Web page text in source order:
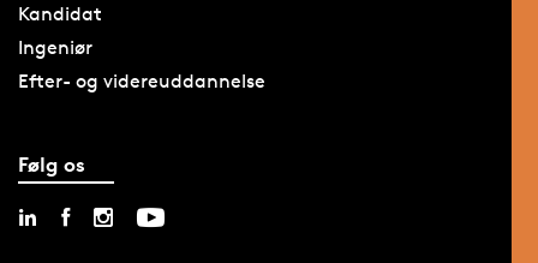
Kandidat
Ingeniør
Efter- og videreuddannelse
Følg os